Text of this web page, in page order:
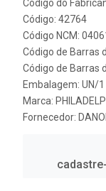
Código do
Código: 42764
Código NCM:
Código de Barras
Código de Barras
Embalagem: UN/1
Marca:
Fornecedor: